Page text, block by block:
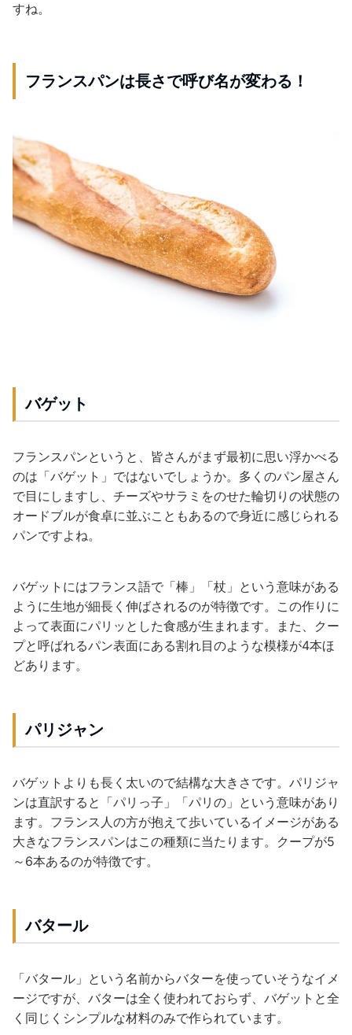
すね。
フランスパンは長さで呼び名が変わる！
バゲット
フランスパンというと、皆さんがまず最初に思い浮かべる
のは「バゲット」ではないでしょうか。多くのパン屋さん
で目にしますし、チーズやサラミをのせた輪切りの状態の
オードブルが食卓に並ぶこともあるので身近に感じられる
パンですよね。
バゲットにはフランス語で「棒」「杖」という意味がある
ように生地が細長く伸ばされるのが特徴です。この作りに
よって表面にパリッとした食感が生まれます。また、クー
プと呼ばれるパン表面にある割れ目のような模様が4本ほ
どあります。
パリジャン
バゲットよりも長く太いので結構な大きさです。パリジャ
ンは直訳すると「パリっ子」「パリの」という意味があり
ます。フランス人の方が抱えて歩いているイメージがある
大きなフランスパンはこの種類に当たります。クープが5
～6本あるのが特徴です。
バタール
「バタール」という名前からバターを使っていそうなイメ
ージですが、バターは全く使われておらず、バゲットと全
く同じくシンプルな材料のみで作られています。